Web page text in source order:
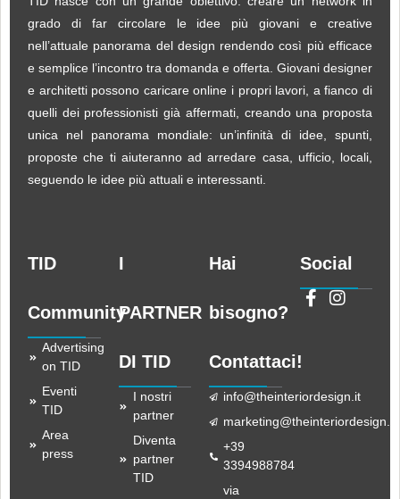
grado di far circolare le idee più giovani e creative
nell’attuale panorama del design rendendo così più efficace
e semplice l’incontro tra domanda e offerta. Giovani designer
e architetti possono caricare online i propri lavori, a fianco di
quelli dei professionisti già affermati, creando una proposta
unica nel panorama mondiale: un’infinità di idee, spunti,
proposte che ti aiuteranno ad arredare casa, ufficio, locali,
seguendo le idee più attuali e interessanti.
TID
Community
Advertising
on TID
Eventi
TID
Area
press
I
PARTNER
DI TID
I nostri
partner
Diventa
partner
TID
Hai
bisogno?
Contattaci!
info@theinteriordesign.it
marketing@theinteriordesign.it
+39
3394988784
via
Social